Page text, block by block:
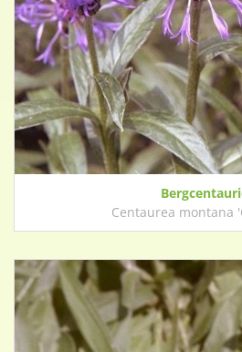
Centaurea montana